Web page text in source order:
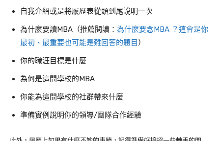
自我介紹或是將履歷表從頭到尾說明一次
為什麼要讀MBA（推薦閱讀： 為什麼要念MBA ？這會是你
最初、最重要也可能是難回答的題目 ）
你的職涯目標是什麼
為何是這間學校的MBA
你能為這間學校的社群帶來什麼
準備實例說明你的領導/團隊合作經驗